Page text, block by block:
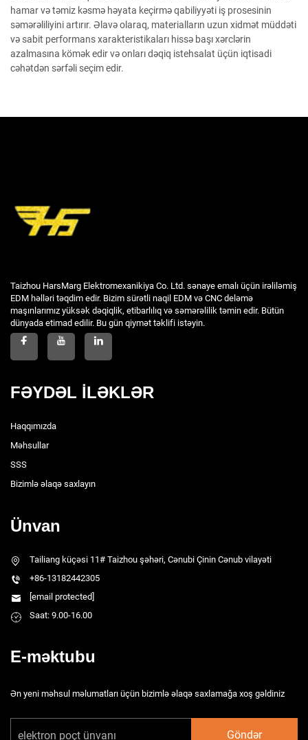
hamar və təmiz kəsmə həyata keçirmə qabiliyyəti iş prosesinin
səmərəliliyini artırır. Əlavə olaraq, materialların uzun xidmət müddəti
və sabit performans xarakteristikaları hissə başı xərclərin
azalmasına kömək edir və onları dəqiq istehsalat üçün iqtisadi
cəhətdən sərfəli seçim edir.
Taizhou HarsMarg Elektromexanikiya Co. Ltd. sənaye emalı üçün irəliləmiş
EDM həlləri təqdim edir. Bizim sürətli naqil EDM və CNC deləmə
maşınlarımız yüksək dəqiqlik, etibarlılıq və səmərəlilik təmin edir. Bütün
dünyada etimad edilir. Bu gün qiymət təklifi istəyin.
FƏYDƏL İLƏKLƏR
Haqqımızda
Məhsullar
SSS
Bizimlə əlaqə saxlayın
Ünvan
Tailiang küçəsi 11# Taizhou şəhəri, Cənubi Çinin Cənub vilayəti
+86-13182442305
[email protected]
Saat: 9.00-16.00
E-məktubu
Ən yeni məhsul məlumatları üçün bizimlə əlaqə saxlamağa xoş gəldiniz
Göndər